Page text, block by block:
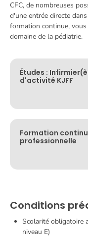
CFC, de nombreuses
d'une entrée directe
formation continue,
domaine de la pédiatrie.
Études :
d'activité KJFF
Formation
professionnelle
Conditions
Scolarité obligatoire
niveau E)